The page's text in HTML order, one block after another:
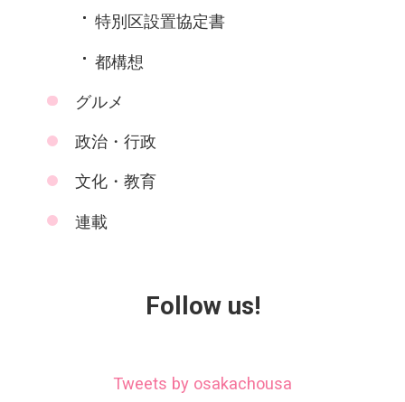
特別区設置協定書
都構想
グルメ
政治・行政
文化・教育
連載
Follow us!
Tweets by osakachousa